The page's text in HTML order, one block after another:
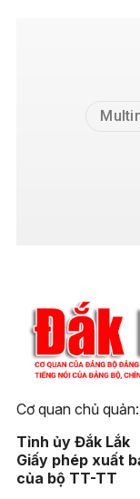
Cơ quan chủ quản:
Tỉnh ủy Đắk Lắk
Giấy phép xuất
của bộ TT-TT